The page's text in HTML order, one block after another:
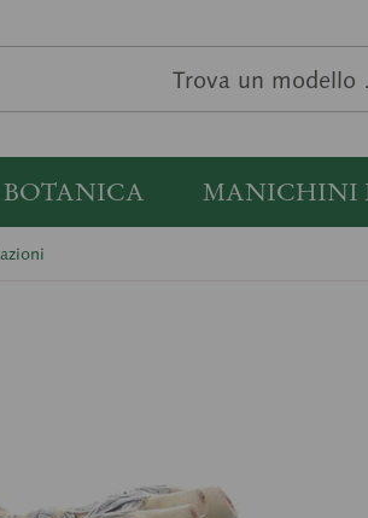
BOTANICA MANICHINI